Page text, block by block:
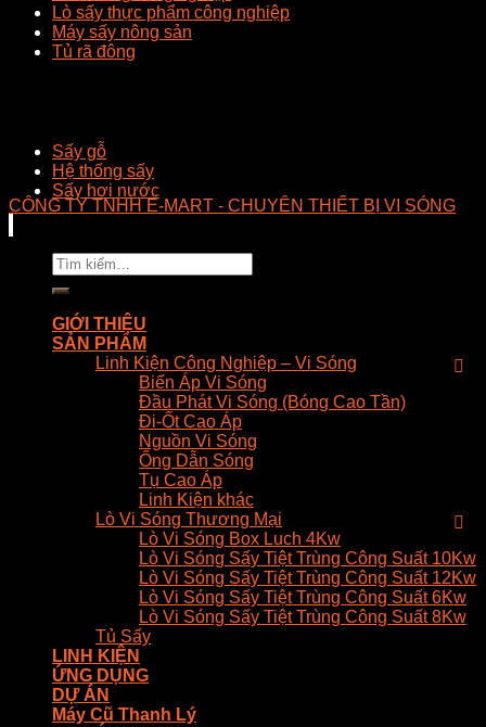
Lò sấy thực phẩm công nghiệp
Máy sấy nông sản
Tủ rã đông
Sấy gỗ
Hệ thống sấy
Sấy hơi nước
CÔNG TY TNHH E-MART - CHUYÊN THIẾT BỊ VI SÓNG
Tìm
kiếm:
GIỚI THIỆU
SẢN PHẨM
Linh Kiện Công Nghiệp – Vi Sóng
Biến Áp Vi Sóng
Đầu Phát Vi Sóng (Bóng Cao Tần)
Đi-Ốt Cao Áp
Nguồn Vi Sóng
Ống Dẫn Sóng
Tụ Cao Áp
Linh Kiện khác
Lò Vi Sóng Thương Mại
Lò Vi Sóng Box Luch 4Kw
Lò Vi Sóng Sấy Tiệt Trùng Công Suất 10Kw
Lò Vi Sóng Sấy Tiệt Trùng Công Suất 12Kw
Lò Vi Sóng Sấy Tiệt Trùng Công Suất 6Kw
Lò Vi Sóng Sấy Tiệt Trùng Công Suất 8Kw
Tủ Sấy
LINH KIỆN
ỨNG DỤNG
DỰ ÁN
Máy Cũ Thanh Lý